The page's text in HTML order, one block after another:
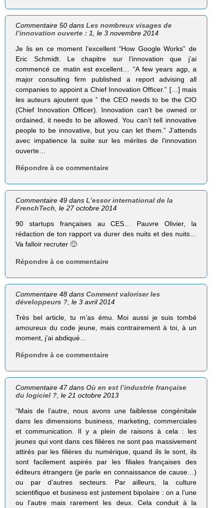
Commentaire 50 dansLes nombreux visages de
l’innovation ouverte : 1 , le 3 novembre 2014
Je lis en ce moment l’excellent “How Google Works” de
Eric Schmidt. Le chapitre sur l’innovation que j’ai
commencé ce matin est excellent… “A few years agp, a
major consulting firm published a report advising all
companies to appoint a Chief Innovation Officer.” […] mais
les auteurs ajoutent que ” the CEO needs to be the CIO
(Chief Innovation Officer). Innovation can’t be owned or
ordained, it needs to be allowed. You can’t tell innovative
people to be innovative, but you can let them.” J’attends
avec impatience la suite sur les mérites de l’innovation
ouverte…
Répondre à ce commentaire
Commentaire 49 dansL’essor international de la
FrenchTech, le 27 octobre 2014
90 startups françaises au CES… Pauvre Olivier, la
rédaction de ton rapport va durer des nuits et des nuits…
Va falloir recruter 🙂
Répondre à ce commentaire
Commentaire 48 dansComment valoriser les
développeurs ? , le 3 avril 2014
Très bel article, tu m’as ému. Moi aussi je suis tombé
amoureux du code jeune, mais contrairement à toi, à un
moment, j’ai abdiqué…
Répondre à ce commentaire
Commentaire 47 dansOù en est l’industrie française
du logiciel ? , le 21 octobre 2013
“Mais de l’autre, nous avons une faiblesse congénitale
dans les dimensions business, marketing, commerciales
et communication. Il y a plein de raisons à cela : les
jeunes qui vont dans ces filières ne sont pas massivement
attirés par les filières du numérique, quand ils le sont, ils
sont facilement aspirés par les filiales françaises des
éditeurs étrangers (je parle en connaissance de cause…)
ou par d’autres secteurs. Par ailleurs, la culture
scientifique et business est justement bipolaire : on a l’une
ou l’autre mais rarement les deux. Cela conduit à la